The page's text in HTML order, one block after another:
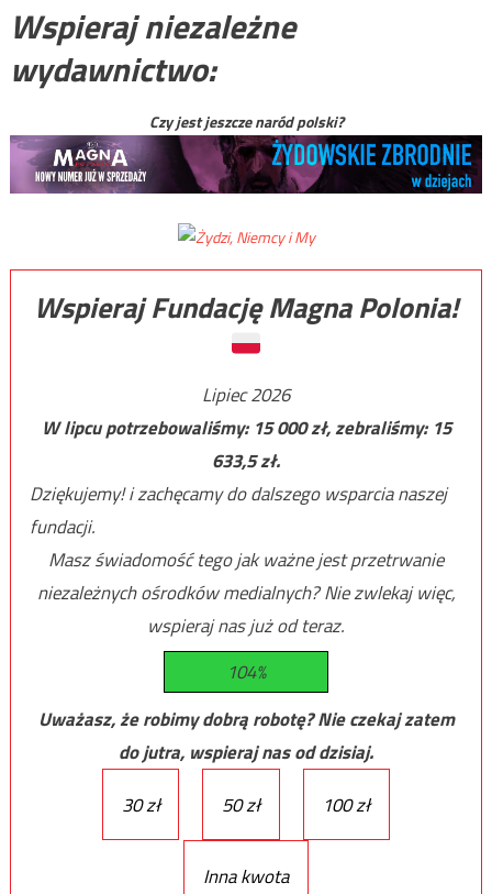
Wspieraj niezależne
wydawnictwo:
Czy jest jeszcze naród polski?
Wspieraj Fundację Magna Polonia!
Lipiec 2026
W lipcu potrzebowaliśmy: 15 000zł, zebraliśmy: 15
633,5zł.
Dziękujemy! i zachęcamy do dalszego wsparcia naszej
fundacji.
Masz świadomość tego jak ważne jest przetrwanie
niezależnych ośrodków medialnych? Nie zwlekaj więc,
wspieraj nas już od teraz.
104%
Uważasz, że robimy dobrą robotę? Nie czekaj zatem
do jutra, wspieraj nas od dzisiaj.
30 zł
50 zł 100 zł
Inna kwota